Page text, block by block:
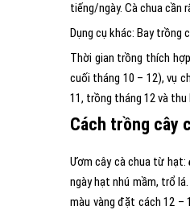
tiếng/ngày. Cà chua cần
Dụng cụ khác: Bay trồng
Thời gian trồng thích
cuối tháng 10 – 12), vụ
11, trồng tháng 12 và
Cách trồng cây
Ươm cây cà chua từ hạt:
ngày hạt nhú mầm, trổ
màu vàng đặt cách 12 –